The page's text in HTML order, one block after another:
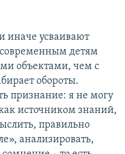
иначе усваивают
детям
объектами, чем с
обороты.
признание: я не могу
источником знаний,
правильно
анализировать,